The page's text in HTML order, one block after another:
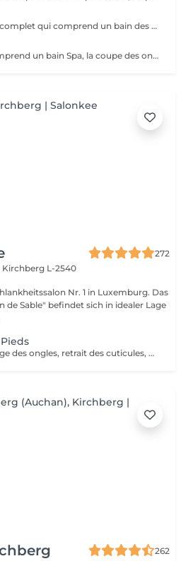
La pédicure est un soin complet qui comprend un bain des pieds Spa, la coupe et le limage des ongles, la pousse et la coupe des cuticules, le traitement des ongles incarnés ainsi que celui des callosités et/ou des cors au credo, au bistouri, à la râpe et à la fraiseuse.
La beauté des pieds comprend un bain Spa, la coupe des ongles, la pousse et la coupe des cuticules ainsi que le traitement des callosités à la râpe et à la fraiseuse.
272
Kirchberg L-2540
Nr. 1 in Luxemburg. Das
de Sable" befindet sich in idealer Lage
Beauté des pieds : Limage des ongles, retrait des cuticules, utilisation de la râpe pour les callosités et massage avec crème hydratante. Pédicure : Beauté des pieds + traitement des ongles incarnés/infectés + utilisation du bistouri pour les callosités.
262